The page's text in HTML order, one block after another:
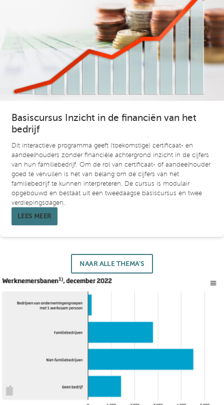
Basiscursus Inzicht in de financiën van het
bedrijf
Dit interactieve programma geeft (toekomstige) certificaat- en
aandeelhouders zonder financiële achtergrond inzicht in de cijfers
van hun familiebedrijf. Om de rol van certificaat- of aandeelhouder
goed te vervullen is het van belang om de cijfers van het
familiebedrijf te kunnen interpreteren. De cursus is modulair
opgebouwd en bestaat uit een tweedaagse basiscursus en twee
verdiepingsdagen.
LEES MEER
NAAR ALLE THEMA'S